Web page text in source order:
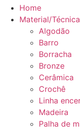
Home
Material/Técnica
Algodão
Barro
Borracha
Bronze
Cerâmica
Crochê
Linha
Madeira
Palha de